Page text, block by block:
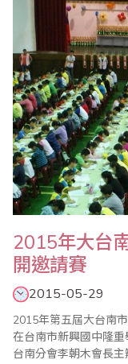
幼稚園到國小六年級
2015年大台
開邀請賽
2015-05-29
2015年第五屆大台南
在台南市新興國中隆
台南分會李朝木會長